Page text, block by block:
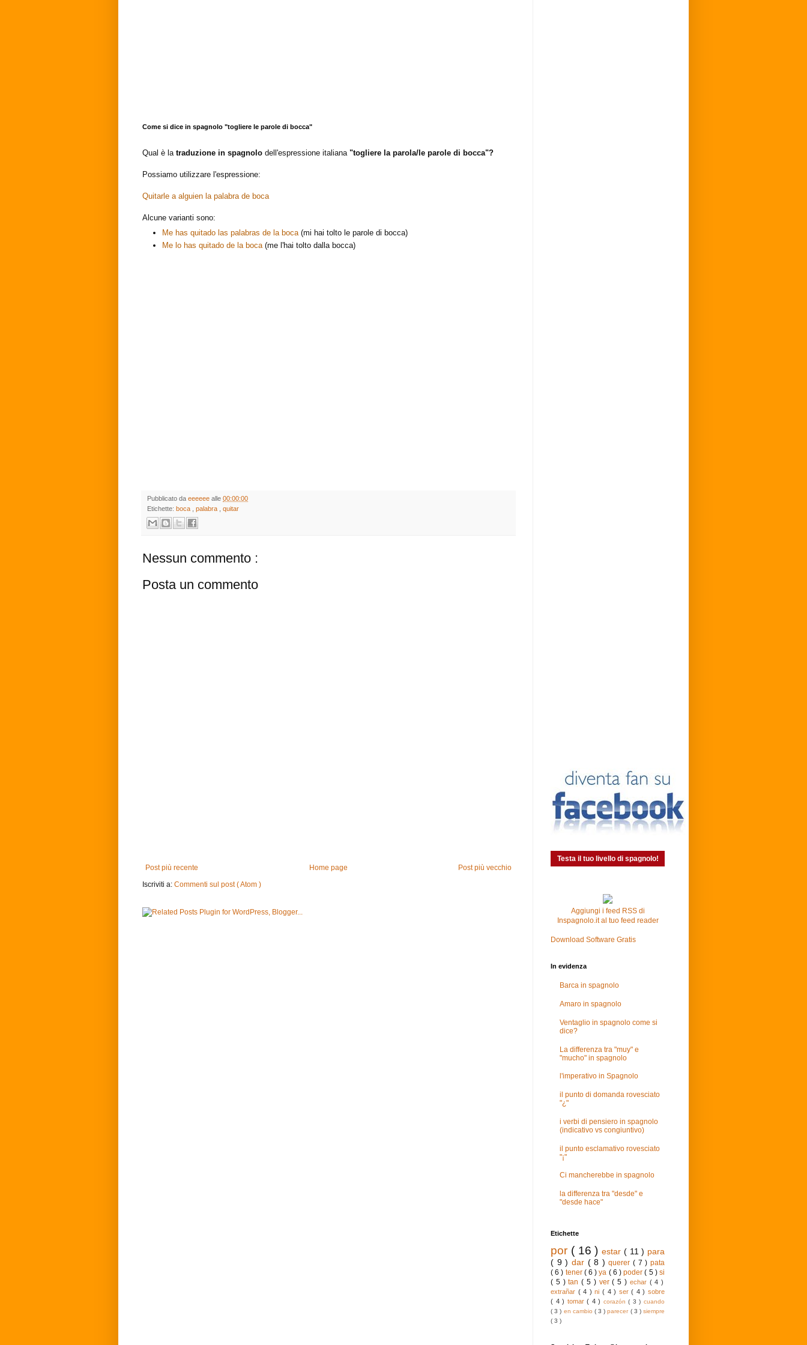
Come si dice in spagnolo "togliere le parole di bocca"
Qual è la traduzione in spagnolo dell'espressione italiana "togliere la parola/le parole di bocca"?
Possiamo utilizzare l'espressione:
Quitarle a alguien la palabra de boca
Alcune varianti sono:
Me has quitado las palabras de la boca(mi hai tolto le parole di bocca)
Me lo has quitado de la boca (me l'hai tolto dalla bocca)
Pubblicato da eeeeee alle 00:00:00
Etichette: boca palabra quitar
Nessun commento :
Posta un commento
Post più recente Post più vecchio
Home page
Iscriviti a: Commenti sul post ( Atom )
Testa il tuo livello di spagnolo!
Aggiungi i feed RSS di
Inspagnolo.it al tuo feed reader
Download Software Gratis
In evidenza
Barca in spagnolo
Amaro in spagnolo
Ventaglio in spagnolo come si
dice?
La differenza tra "muy" e
"mucho" in spagnolo
l'imperativo in Spagnolo
il punto di domanda rovesciato
"¿"
i verbi di pensiero in spagnolo
(indicativo vs congiuntivo)
il punto esclamativo rovesciato
"¡"
Ci mancherebbe in spagnolo
la differenza tra "desde" e
"desde hace"
Etichette
por ( 16 ) estar ( 11 ) para
( 9 ) dar ( 8 )querer( 7 )pata
( 6 ) tener ( 6 )ya ( 6 )poder( 5 )si
( 5 )tan( 5 ) ver( 5 ) echar ( 4 )
extrañar ( 4 )ni ( 4 ) ser( 4 )sobre
( 4 ) tomar( 4 ) corazón( 3 )cuando
( 3 ) en cambio ( 3 )parecer ( 3 )siempre
( 3 )